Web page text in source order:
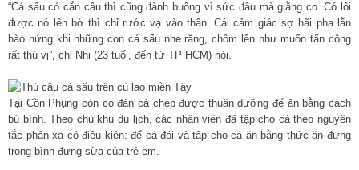
“Cá sấu có cắn câu thì cũng đành buông vì sức đâu mà giằng co. Có lôi
được nó lên bờ thì chỉ rước vạ vào thân. Cái cảm giác sợ hãi pha lẫn
hào hứng khi những con cá sấu nhe răng, chồm lên như muốn tấn công
rất thú vị”, chị Nhi (23 tuổi, đến từ TP HCM) nói.
Tại Cồn Phụng còn có đàn cá chép được thuần dưỡng để ăn bằng cách
bú bình. Theo chủ khu du lịch, các nhân viên đã tập cho cá theo nguyên
tắc phản xạ có điều kiện: để cá đói và tập cho cá ăn bằng thức ăn đựng
trong bình đựng sữa của trẻ em.